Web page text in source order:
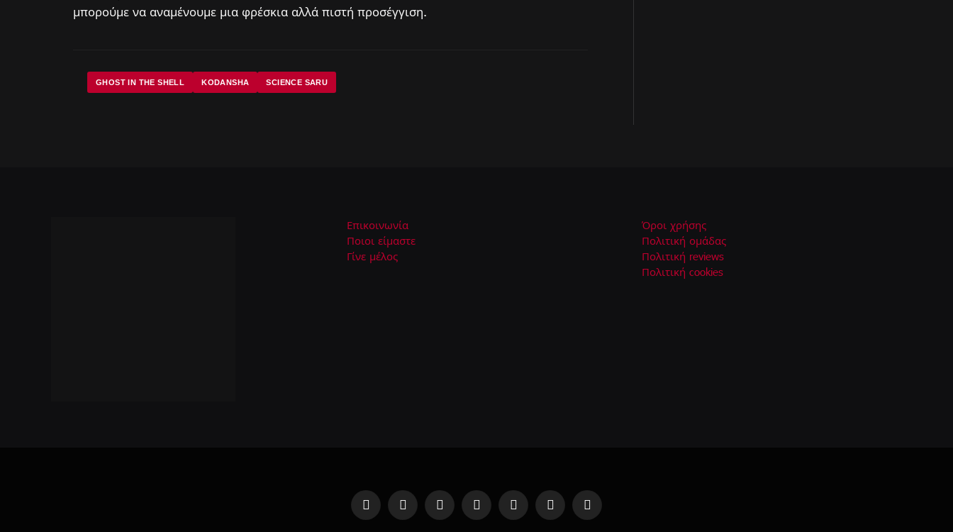
μπορούμε να αναμένουμε μια φρέσκια αλλά πιστή προσέγγιση.
GHOST IN THE SHELL KODANSHA SCIENCE SARU
Επικοινωνία
Ποιοι είμαστε
Γίνε μέλος
Όροι χρήσης
Πολιτική ομάδας
Πολιτική reviews
Πολιτική cookies
FacebookInstagramYouTubeTikTok Twitch Steam RSS